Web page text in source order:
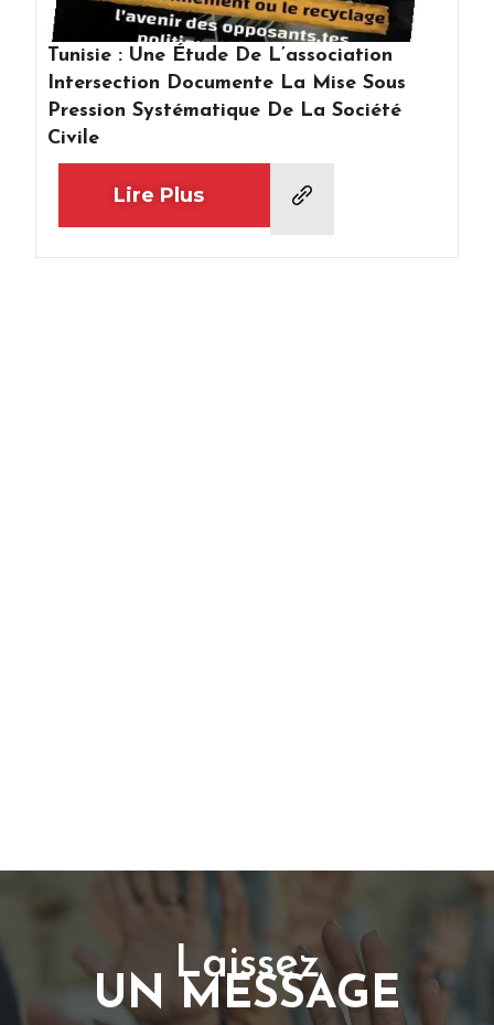
Tunisie : Une Étude De L’association
Intersection Documente La Mise Sous
Pression Systématique De La Société
Civile
Lire Plus
Laissez
UN MESSAGE